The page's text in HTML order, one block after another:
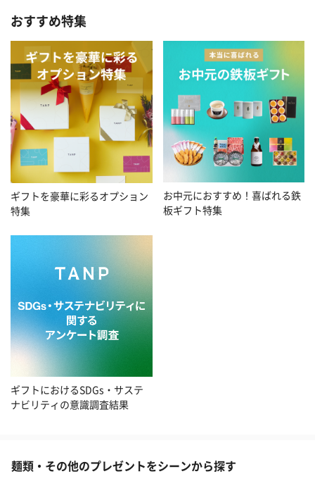
おすすめ特集
ギフトを豪華に彩るオプション
特集
お中元におすすめ！喜ばれる鉄
板ギフト特集
ギフトにおけるSDGs・サステ
ナビリティの意識調査結果
麺類・その他のプレゼントをシーンから探す